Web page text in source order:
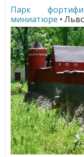
Парк
миниатюре •